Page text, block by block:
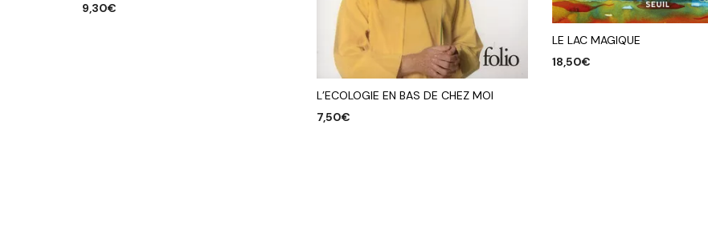
9,30€
L’ECOLOGIE EN BAS DE CHEZ MOI
7,50€
LE LAC MAGIQUE
18,50€